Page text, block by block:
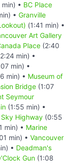
• BC Place
• Granville
(1:41 min) •
Art Gallery
Place (2:40
min) •
min) •
min) • Museum of
Bridge (1:07
Seymour
(1:55 min) •
Highway (0:55
min) • Marine
min) • Vancouver
• Deadman's
Gun (1:08